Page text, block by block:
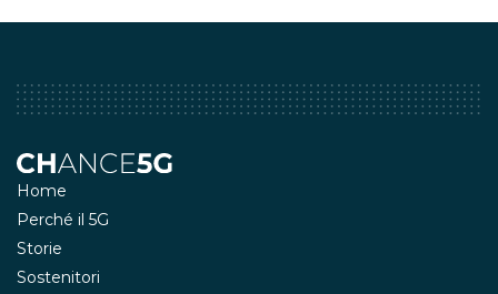
Home
Perché il 5G
Storie
Sostenitori